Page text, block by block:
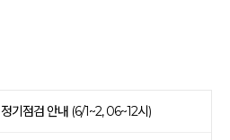
기점검 안내 (6/1~2, 06~12시)